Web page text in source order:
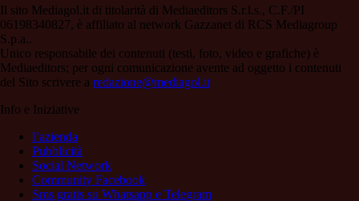
Il sito Mediagol.it di titolarità di Mediaeditors S.r.l.s., C.F./PI
06198340827, è affiliato al network Gazzanet di RCS Mediagroup
S.p.a..
Unico responsabile dei contenuti (testi, foto, video e grafiche) è
Mediaeditors; per ogni comunicazione avente ad oggetto i contenuti
del Sito scrivere a redazione@mediagol.it
Info e Iniziative
l’azienda
Pubblicità
Social Network
Community Facebook
Sms gratis su Whatsapp e Telegram